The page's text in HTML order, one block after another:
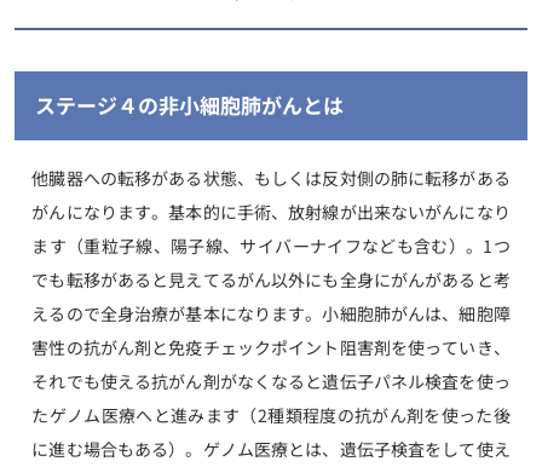
ステージ４の非小細胞肺がんとは
他臓器への転移がある状態、もしくは反対側の肺に転移がある
がんになります。基本的に手術、放射線が出来ないがんになり
ます（重粒子線、陽子線、サイバーナイフなども含む）。1つ
でも転移があると見えてるがん以外にも全身にがんがあると考
えるので全身治療が基本になります。小細胞肺がんは、細胞障
害性の抗がん剤と免疫チェックポイント阻害剤を使っていき、
それでも使える抗がん剤がなくなると遺伝子パネル検査を使っ
たゲノム医療へと進みます（2種類程度の抗がん剤を使った後
に進む場合もある）。ゲノム医療とは、遺伝子検査をして使え